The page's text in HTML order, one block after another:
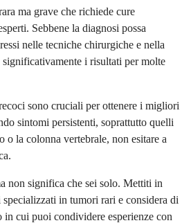
ma grave che richiede cure
Sebbene la diagnosi possa
nelle tecniche chirurgiche e nella
i risultati per molte
sono cruciali per ottenere i migliori
sintomi persistenti, soprattutto quelli
o la colonna vertebrale, non esitare a
non significa che sei solo. Mettiti in
in tumori rari e considera di
cui puoi condividere esperienze con